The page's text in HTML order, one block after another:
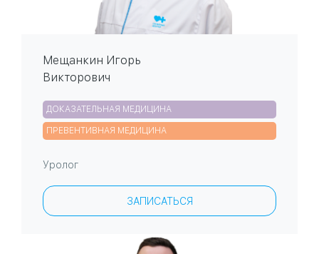
Мещанкин Игорь
Викторович
ДОКАЗАТЕЛЬНАЯ МЕДИЦИНА
ПРЕВЕНТИВНАЯ МЕДИЦИНА
Уролог
ЗАПИСАТЬСЯ